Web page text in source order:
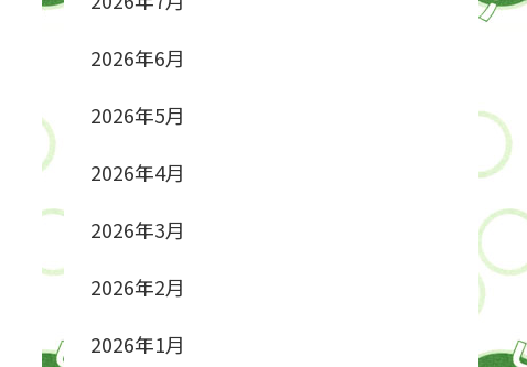
2026年6月
2026年5月
2026年4月
2026年3月
2026年2月
2026年1月